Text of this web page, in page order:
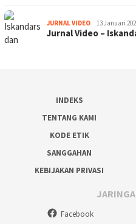
JURNAL VIDEO 13 Januari
Jurnal Video –
INDEKS
TENTANG KAMI
KODE ETIK
SANGGAHAN
KEBIJAKAN PRIVASI
Facebook